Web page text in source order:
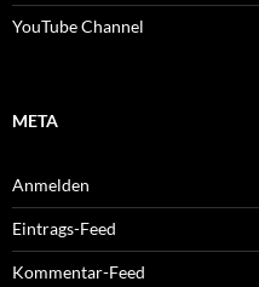
YouTube Channel
META
Anmelden
Eintrags-Feed
Kommentar-Feed